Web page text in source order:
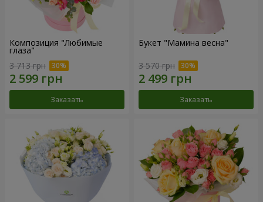
Композиция "Любимые
глаза"
3 713 грн
Заказать
Букет "Мамина весна"
3 570 грн
Заказать